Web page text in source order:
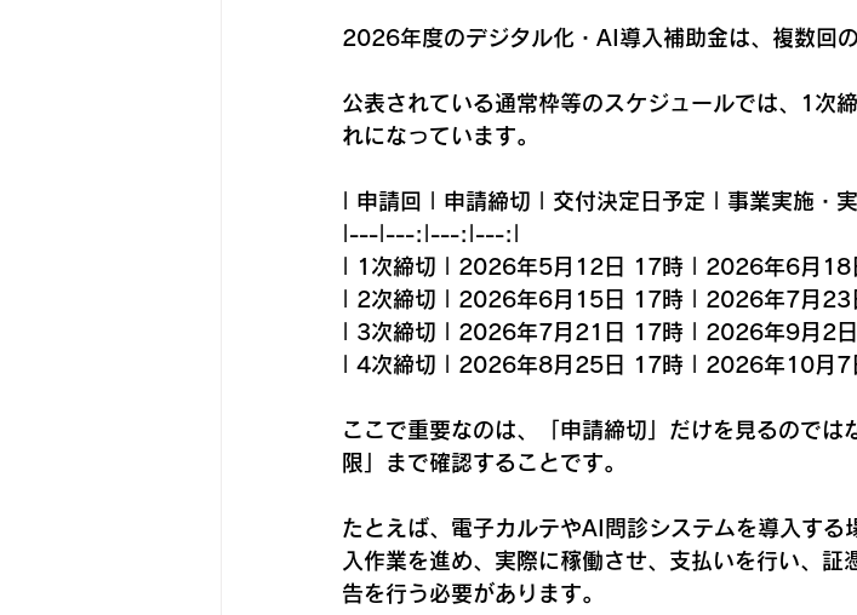
2026年度のデジタル化・AI導入補助金は、複数回
公表されている通常枠等のスケジュールでは、1次
れになっています。
| 申請回 | 申請締切 | 交付決定日予定 | 事業実施・
|---|---:|---:|---:|
| 1次締切 | 2026年5月12日 17時 | 2026年6月
| 2次締切 | 2026年6月15日 17時 | 2026年7月
| 3次締切 | 2026年7月21日 17時 | 2026年9月2
| 4次締切 | 2026年8月25日 17時 | 2026年10月
ここで重要なのは、「申請締切」だけを見るのでは
限」まで確認することです。
たとえば、電子カルテやAI問診システムを導入す
入作業を進め、実際に稼働させ、支払いを行い、
告を行う必要があります。